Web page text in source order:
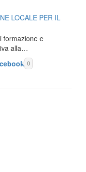
LOCALE PER IL
formazione e
alla…
0